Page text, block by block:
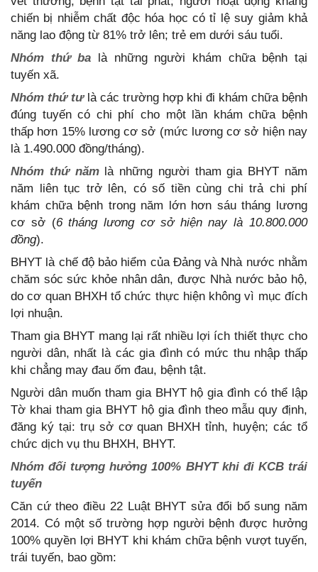
chiến bị nhiễm chất độc hóa học có tỉ lệ suy giảm khả
năng lao động từ 81% trở lên; trẻ em dưới sáu tuổi.
Nhóm thứ ba là những người khám chữa bệnh tại
tuyến xã.
Nhóm thứ tư là các trường hợp khi đi khám chữa bệnh
đúng tuyến có chi phí cho một lần khám chữa bệnh
thấp hơn 15% lương cơ sở (mức lương cơ sở hiện nay
là 1.490.000 đồng/tháng).
Nhóm thứ năm là những người tham gia BHYT năm
năm liên tục trở lên, có số tiền cùng chi trả chi phí
khám chữa bệnh trong năm lớn hơn sáu tháng lương
cơ sở (6 tháng lương cơ sở hiện nay là 10.800.000
đồng).
BHYT là chế độ bảo hiểm của Đảng và Nhà nước nhằm
chăm sóc sức khỏe nhân dân, được Nhà nước bảo hộ,
do cơ quan BHXH tổ chức thực hiện không vì mục đích
lợi nhuận.
Tham gia BHYT mang lại rất nhiều lợi ích thiết thực cho
người dân, nhất là các gia đình có mức thu nhập thấp
khi chẳng may đau ốm đau, bệnh tật.
Người dân muốn tham gia BHYT hộ gia đình có thể lập
Tờ khai tham gia BHYT hộ gia đình theo mẫu quy định,
đăng ký tại: trụ sở cơ quan BHXH tỉnh, huyện; các tổ
chức dịch vụ thu BHXH, BHYT.
Nhóm đối tượng hưởng 100% BHYT khi đi KCB trái
tuyến
Căn cứ theo điều 22 Luật BHYT sửa đổi bổ sung năm
2014. Có một số trường hợp người bệnh được hưởng
100% quyền lợi BHYT khi khám chữa bệnh vượt tuyến,
trái tuyến, bao gồm: